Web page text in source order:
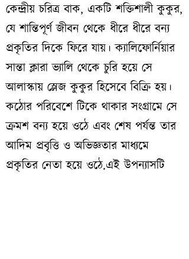
কেন্দ্রীয় চরিত্র বাক, একটি শক্তিশালী কুকুর,
যে শান্তিপূর্ণ জীবন থেকে ধীরে ধীরে বন্য
প্রকৃতির দিকে ফিরে যায়। ক্যালিফোর্নিয়ার
সান্তা ক্লারা ভ্যালি থেকে চুরি হয়ে সে
আলাস্কায় স্লেজ কুকুর হিসেবে বিক্রি হয়।
কঠোর পরিবেশে টিকে থাকার সংগ্রামে সে
ক্রমশ বন্য হয়ে ওঠে এবং শেষ পর্যন্ত তার
আদিম প্রবৃত্তি ও অভিজ্ঞতার মাধ্যমে
প্রকৃতির নেতা হয়ে ওঠে.এই উপন্যাসটি